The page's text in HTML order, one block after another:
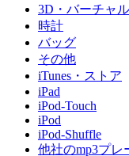
3D・バーチャ
時計
バッグ
その他
iTunes・ストア
iPad
iPod-Touch
iPod
iPod-Shuffle
他社のmp3プレ